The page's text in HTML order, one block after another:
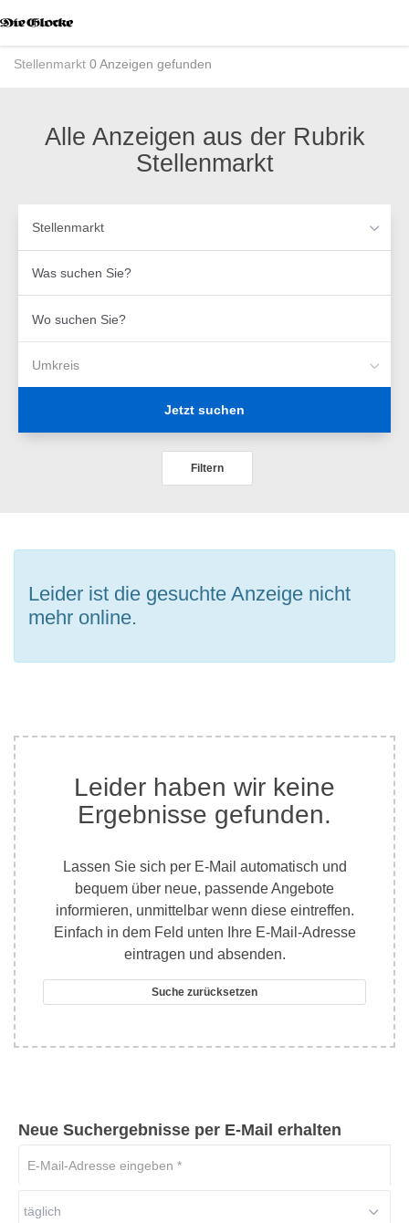
Modus
aktivieren
zurStellenmarkt 0 Anzeigen gefunden
Alle Anzeigen aus der Rubrik
Stellenmarkt
Stellenmarkt
suchen
Sie?
suchen
Umkreis
Jetzt suchen
Filtern
Leider ist die gesuchte Anzeige nicht
mehr online.
Leider haben wir keine
Ergebnisse gefunden.
Lassen Sie sich per E-Mail automatisch und
bequem über neue, passende Angebote
informieren, unmittelbar wenn diese eintreffen.
Einfach in dem Feld unten Ihre E-Mail-Adresse
eintragen und absenden.
Suche zurücksetzen
Neue Suchergebnisse per E-Mail erhalten
Adresse
täglich